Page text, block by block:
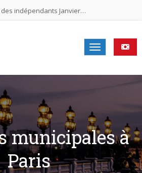
des indépendants Janvier…
indépendants Novembre…
des indépendants Juin…
ÉLECTIONS MUNICIPALES 2026
des indépendants N°2-2026
municipales à
Paris